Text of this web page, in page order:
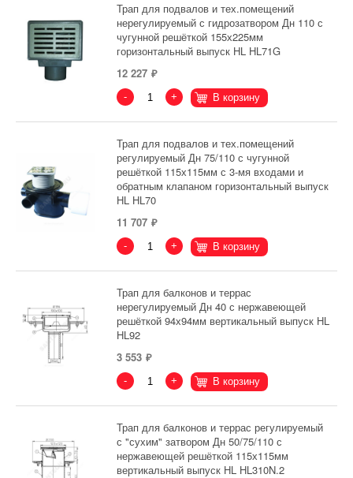
Трап для подвалов и тех.помещений
нерегулируемый с гидрозатвором Дн 110 с
чугунной решёткой 155х225мм
горизонтальный выпуск HL HL71G
12 227
- + В корзину
Трап для подвалов и тех.помещений
регулируемый Дн 75/110 с чугунной
решёткой 115х115мм с 3-мя входами и
обратным клапаном горизонтальный выпуск
HL HL70
11 707
- + В корзину
Трап для балконов и террас
нерегулируемый Дн 40 с нержавеющей
решёткой 94х94мм вертикальный выпуск HL
HL92
3 553
- + В корзину
Трап для балконов и террас регулируемый
с "сухим" затвором Дн 50/75/110 с
нержавеющей решёткой 115х115мм
вертикальный выпуск HL HL310N.2